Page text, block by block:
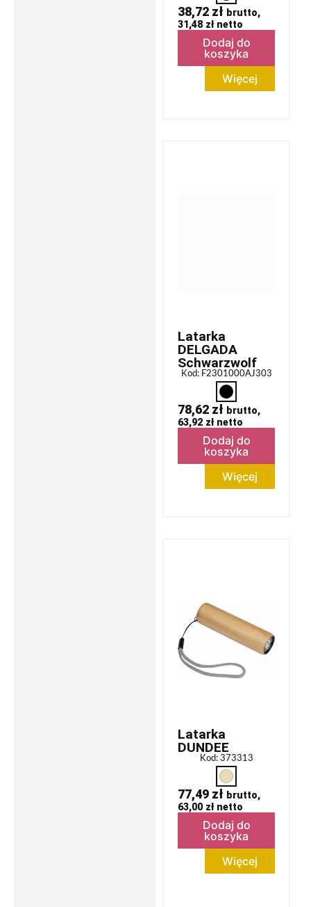
38,72 zł brutto,
31,48 złnetto
Dodaj do
koszyka
Więcej
Latarka
DELGADA
Schwarzwolf
Kod: F2301000AJ303
78,62 zł brutto,
63,92 złnetto
Dodaj do
koszyka
Więcej
Latarka
DUNDEE
Kod: 373313
77,49 zł brutto,
63,00 złnetto
Dodaj do
koszyka
Więcej